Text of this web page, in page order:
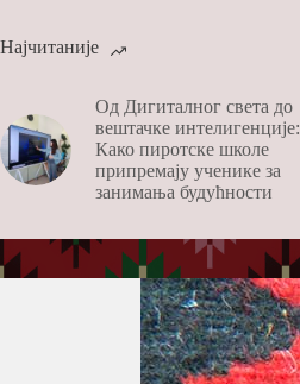
Најчитаније
Од Дигиталног света до
вештачке интелигенције:
Како пиротске школе
припремају ученике за
занимања будућности